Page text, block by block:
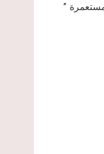
لمستعمرة ”